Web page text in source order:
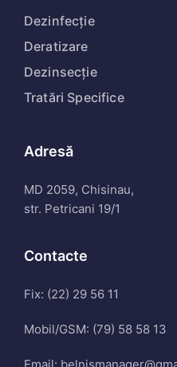
Dezinfecție
Deratizare
Dezinsecție
Tratări Specifice
Adresă
MD 2059, Chisinau,
str. Petricani 19/1
Contacte
Fix: (22) 29 56 11
Mobil/GSM: (79) 58 58 13
Email: